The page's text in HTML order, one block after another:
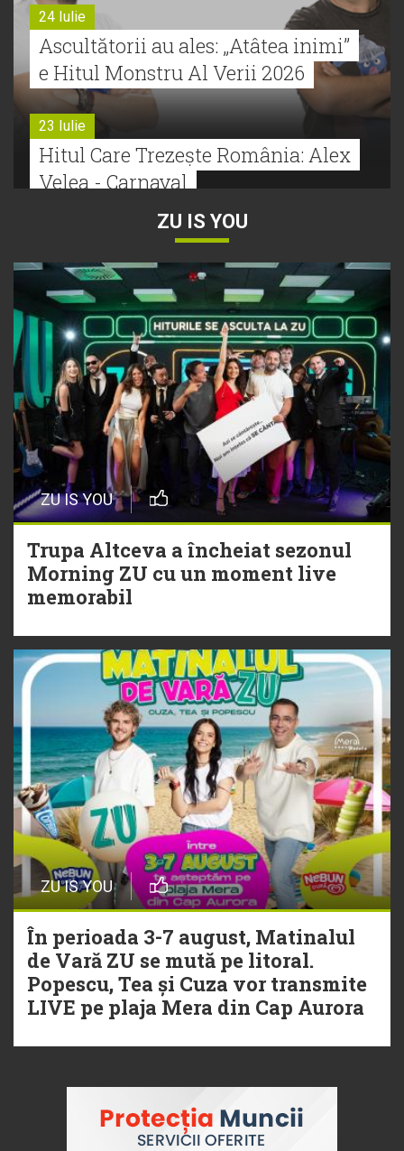
24 Iulie
Ascultătorii au ales: „Atâtea inimi”
e Hitul Monstru Al Verii 2026
23 Iulie
Hitul Care Trezește România: Alex
Velea - Carnaval
Bătălie strânsă la Hitul Monstru Al
Verii: Cabron versus Faydee
21 Iulie
Dă volumul mai tare! Cabron vine
cu Hitul Monstru al Verii
20 Iulie
Episod nou | Muzica Aia x DJ
Christian Thomson
20 Iulie
Torpedoul lui Morar: Theo Rose -
ZU IS YOU
ZU IS YOU
Trupa Altceva a încheiat sezonul
Morning ZU cu un moment live
memorabil
ZU IS YOU
În perioada 3-7 august, Matinalul
de Vară ZU se mută pe litoral.
Popescu, Tea și Cuza vor transmite
LIVE pe plaja Mera din Cap Aurora